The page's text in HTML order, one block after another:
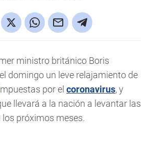
ministro británico Boris
domingo un leve relajamiento de
por el coronavirus, y
llevará a la nación a levantar las
próximos meses.